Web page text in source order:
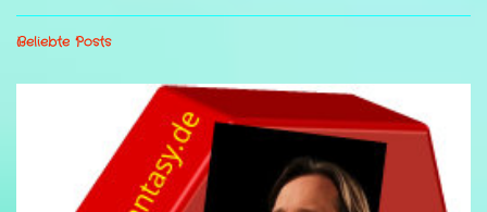
Beliebte Posts